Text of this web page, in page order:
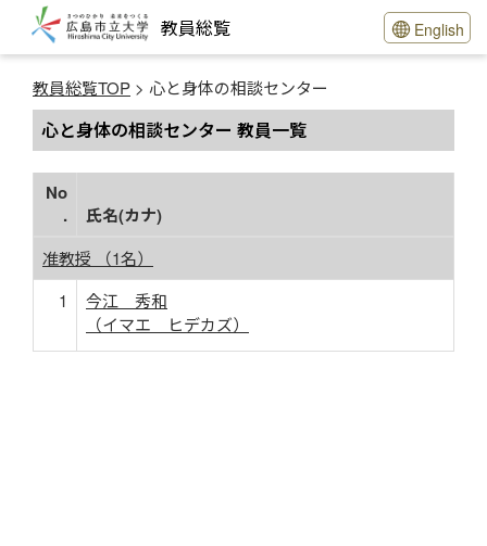
教員総覧 English
教員総覧TOP > 心と身体の相談センター
心と身体の相談センター 教員一覧
No
.
氏名(カナ)
准教授 （1名）
1
今江 秀和
（イマエ ヒデカズ）